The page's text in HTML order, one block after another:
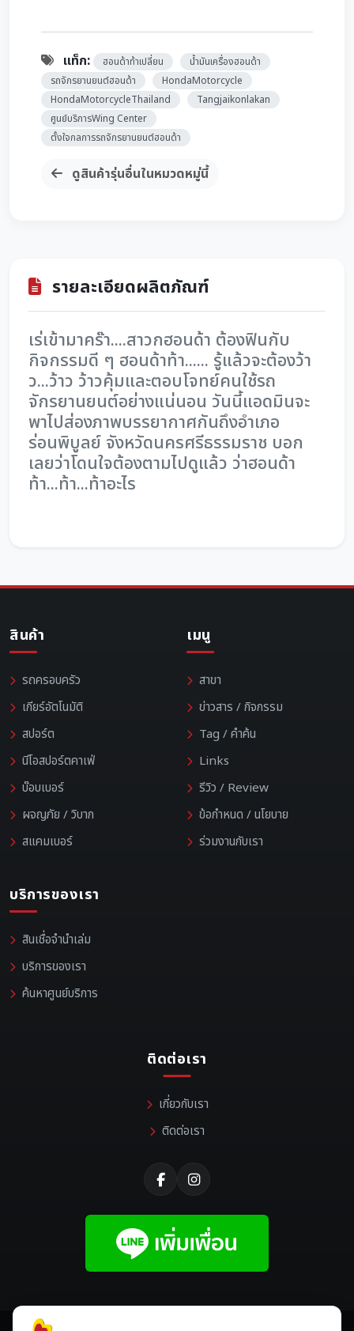
แท็ก: ฮอนด้าท้าเปลี่ยน
น้ำมันเครื่องฮอนด้า
รถจักรยานยนต์ฮอนด้า
HondaMotorcycle
HondaMotorcycleThailand
Tangjaikonlakan
ศูนย์บริการWing Center
ตั้งใจกลการรถจักรยานยนต์ฮอนด้า
ดูสินค้ารุ่นอื่นในหมวดหมู่นี้
รายละเอียดผลิตภัณฑ์
เร่เข้ามาคร๊า....สาวกฮอนด้า ต้องฟินกับ
กิจกรรมดี ๆ ฮอนด้าท้า...... รู้แล้วจะต้องว้า
ว...ว้าว ว้าวคุ้มและตอบโจทย์คนใช้รถ
จักรยานยนต์อย่างแน่นอน วันนี้แอดมินจะ
พาไปส่องภาพบรรยากาศกันถึงอำเภอ
ร่อนพิบูลย์ จังหวัดนครศรีธรรมราช บอก
เลยว่าโดนใจต้องตามไปดูแล้ว ว่าฮอนด้า
ท้า...ท้า...ท้าอะไร
สินค้า
รถครอบครัว
เกียร์อัตโนมัติ
สปอร์ต
นีโอสปอร์ตคาเฟ่
บ๊อบเบอร์
ผจญภัย / วิบาก
สแคมเบอร์
เมนู
สาขา
ข่าวสาร / กิจกรรม
Tag / คำค้น
Links
รีวิว / Review
ข้อกำหนด / นโยบาย
ร่วมงานกับเรา
บริการของเรา
สินเชื่อจำนำเล่ม
บริการของเรา
ค้นหาศูนย์บริการ
ติดต่อเรา
เกี่ยวกับเรา
ติดต่อเรา